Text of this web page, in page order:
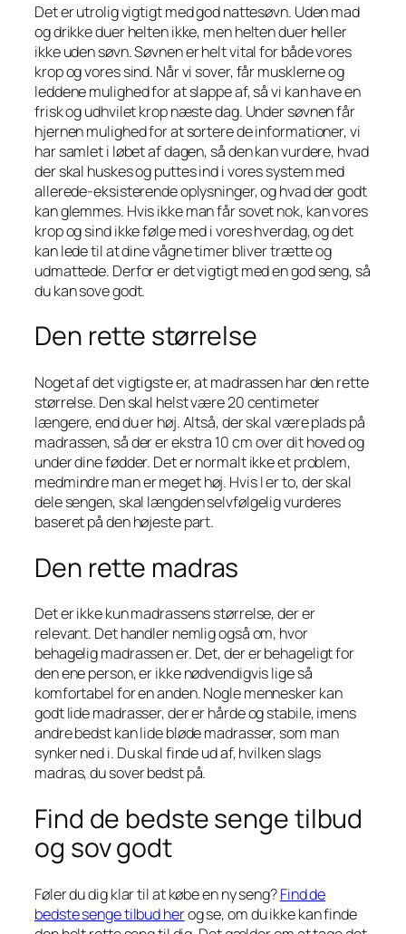
Det er utrolig vigtigt med god nattesøvn. Uden mad
og drikke duer helten ikke, men helten duer heller
ikke uden søvn. Søvnen er helt vital for både vores
krop og vores sind. Når vi sover, får musklerne og
leddene mulighed for at slappe af, så vi kan have en
frisk og udhvilet krop næste dag. Under søvnen får
hjernen mulighed for at sortere de informationer, vi
har samlet i løbet af dagen, så den kan vurdere, hvad
der skal huskes og puttes ind i vores system med
allerede-eksisterende oplysninger, og hvad der godt
kan glemmes. Hvis ikke man får sovet nok, kan vores
krop og sind ikke følge med i vores hverdag, og det
kan lede til at dine vågne timer bliver trætte og
udmattede. Derfor er det vigtigt med en god seng, så
du kan sove godt.
Den rette størrelse
Noget af det vigtigste er, at madrassen har den rette
størrelse. Den skal helst være 20 centimeter
længere, end du er høj. Altså, der skal være plads på
madrassen, så der er ekstra 10 cm over dit hoved og
under dine fødder. Det er normalt ikke et problem,
medmindre man er meget høj. Hvis I er to, der skal
dele sengen, skal længden selvfølgelig vurderes
baseret på den højeste part.
Den rette madras
Det er ikke kun madrassens størrelse, der er
relevant. Det handler nemlig også om, hvor
behagelig madrassen er. Det, der er behageligt for
den ene person, er ikke nødvendigvis lige så
komfortabel for en anden. Nogle mennesker kan
godt lide madrasser, der er hårde og stabile, imens
andre bedst kan lide bløde madrasser, som man
synker ned i. Du skal finde ud af, hvilken slags
madras, du sover bedst på.
Find de bedste senge tilbud
og sov godt
Føler du dig klar til at købe en ny seng?Find de
bedste senge tilbud herog se, om du ikke kan finde